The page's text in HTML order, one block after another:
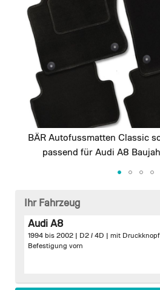
images
gallery
BÄR Autofussmatten Classic
passend für Audi A8
beginning
gallery
Ihr Fahrzeug
Audi A8
1994 bis 2002 | D2 / 4D | mit Druckknopf
Befestigung vorn